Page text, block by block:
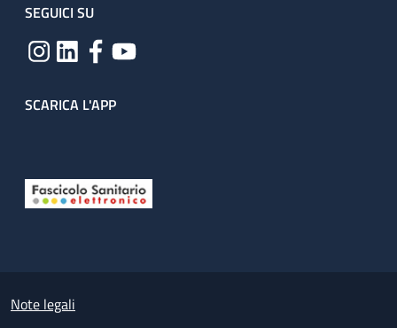
SEGUICI SU
SCARICA L'APP
Small prints
Note legali